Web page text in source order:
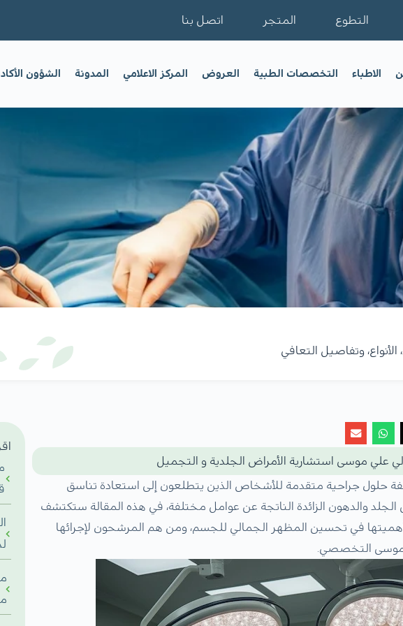
التطوع المتجر اتصل بنا
الاطباء التخصصات الطبية العروض المركز الاعلامي المدونة الشؤون
وتفاصيل التعافي
علي موسى استشارية الأمراض الجلدية و التجميل
حلول جراحية متقدمة للأشخاص الذين يتطلعون إلى استعادة تناسق
والدهون الزائدة الناتجة عن عوامل مختلفة، في هذه المقالة ستكتشف
في تحسين المظهر الجمالي للجسم، ومن هم المرشحون لإجرائها
التخصصي.